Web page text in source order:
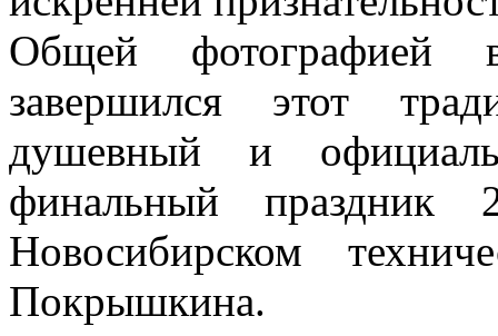
Общей фотографией
завершился этот
душевный и
финальный праздник
Новосибирском
Покрышкина.